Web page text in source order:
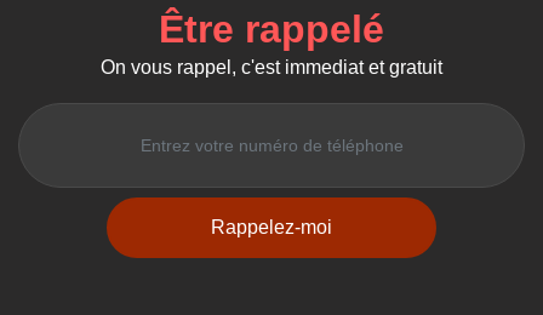
Être rappelé
On vous rappel, c'est immediat et gratuit